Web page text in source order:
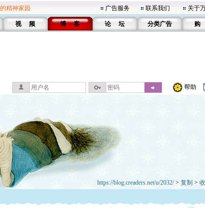
精神家园 广告服务 联系我们 关于
视 频 博 客 论 坛 分类广告 购
帮助
https://blog.creaders.net/u/2032/> 复制 >